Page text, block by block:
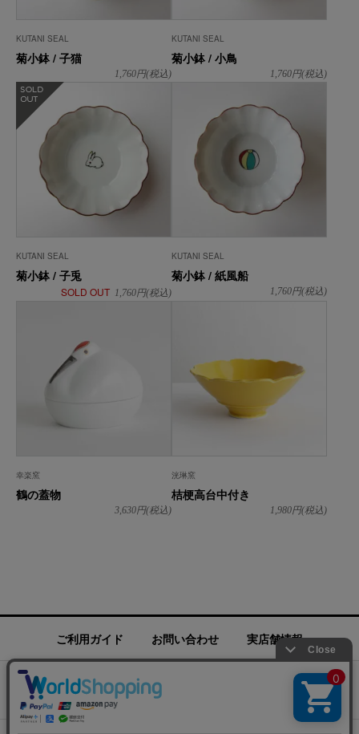
KUTANI SEAL
菊小鉢 / 子猫
1,760円(税込)
KUTANI SEAL
菊小鉢 / 小鳥
1,760円(税込)
KUTANI SEAL
菊小鉢 / 子兎
SOLD OUT 1,760円(税込)
KUTANI SEAL
菊小鉢 / 紙風船
1,760円(税込)
幸楽窯
鶴の蓋物
3,630円(税込)
洸琳窯
桔梗高台中付き
1,980円(税込)
ご利用ガイド お問い合わせ 実店舗情報
運営会社
プライバシーポリシー